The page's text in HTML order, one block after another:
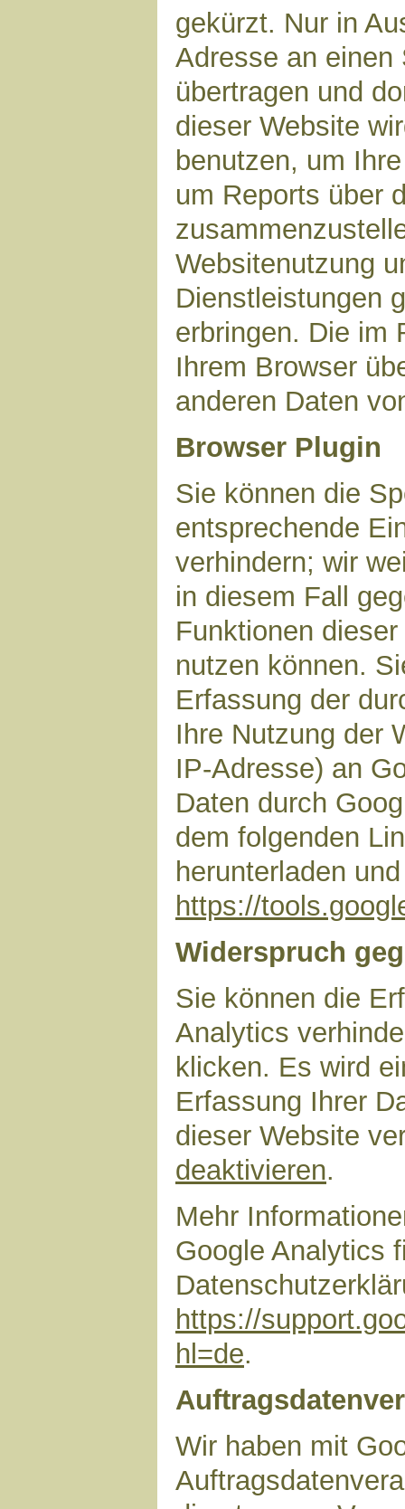
gekürzt. Nur in
Adresse an einen
übertragen und
dieser Website
benutzen, um
um Reports über
Websitenutzung
Dienstleistungen
erbringen. Die im
Ihrem Browser
anderen Daten
Browser Plugin
Sie können die
entsprechende
verhindern; wir
in diesem Fall
Funktionen
nutzen können.
Erfassung der
Ihre Nutzung der
IP-Adresse) an
Daten durch
dem folgenden
herunterladen
https://
Widerspruch
Sie können die
Analytics
klicken. Es wird
Erfassung Ihrer
dieser Website
deaktivieren.
Mehr
Google Analytics
https://
hl=de.
Wir haben mit